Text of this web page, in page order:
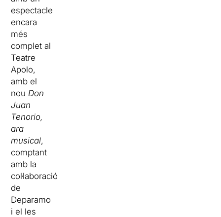
espectacle
encara
més
complet al
Teatre
Apolo,
amb el
nouDon
Juan
Tenorio,
ara
musical,
comptant
amb la
col·laboració
de
Deparamo
i el les